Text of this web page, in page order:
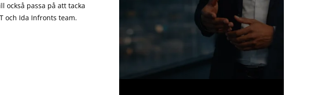
också passa på att tacka
och Ida Infronts team.